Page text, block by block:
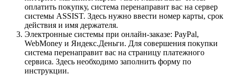
оплатить покупку, система перенаправит вас на сервер
системы ASSIST. Здесь нужно ввести номер карты, срок
действия и имя держателя.
Электронные системы при онлайн-заказе: PayPal,
WebMoney и Яндекс.Деньги. Для совершения покупки
система перенаправит вас на страницу платежного
сервиса. Здесь необходимо заполнить форму по
инструкции.